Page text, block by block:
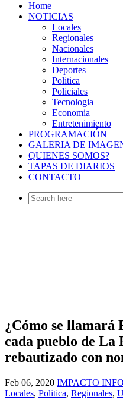
Home
NOTICIAS
Locales
Regionales
Nacionales
Internacionales
Deportes
Politica
Policiales
Tecnologia
Economia
Entretenimiento
PROGRAMACIÓN
GALERIA DE
QUIENES SOMOS?
TAPAS DE DIARIOS
CONTACTO
Search
for:
¿Cómo se llamará
cada pueblo de La
rebautizado con
Feb 06, 2020 IMPACTO
Locales, Politica, Regionales,